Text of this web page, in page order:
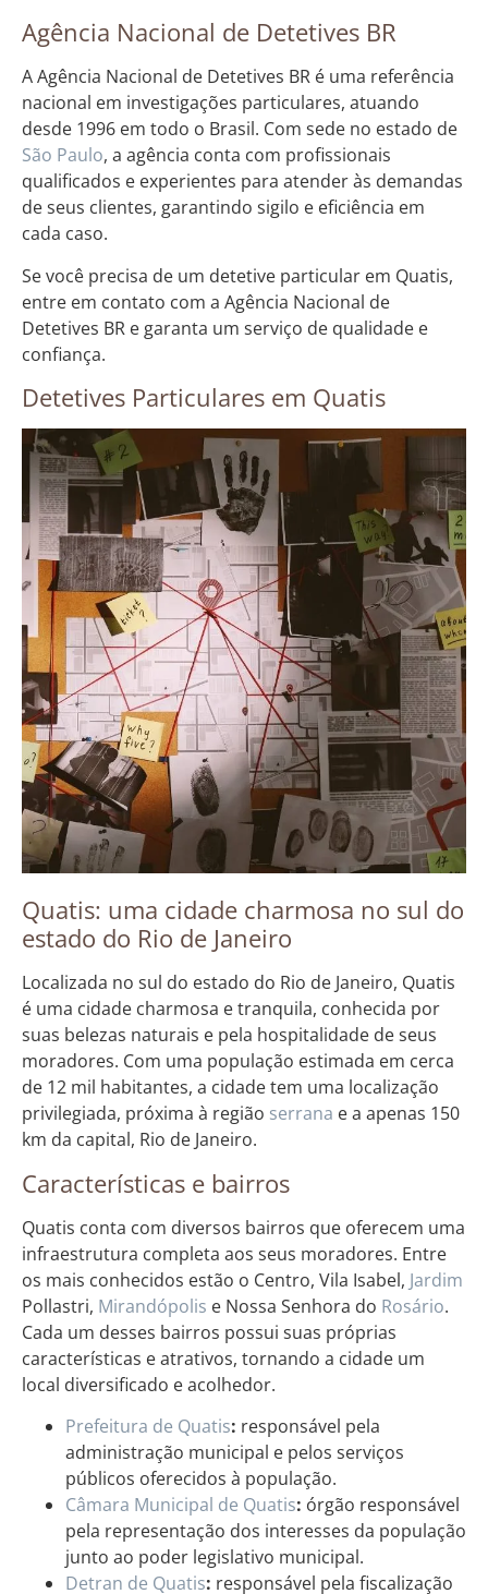
Agência Nacional de Detetives BR
A Agência Nacional de Detetives BR é uma referência
nacional em investigações particulares, atuando
desde 1996 em todo o Brasil. Com sede no estado de
São Paulo, a agência conta com profissionais
qualificados e experientes para atender às demandas
de seus clientes, garantindo sigilo e eficiência em
cada caso.
Se você precisa de um detetive particular em Quatis,
entre em contato com a Agência Nacional de
Detetives BR e garanta um serviço de qualidade e
confiança.
Detetives Particulares em Quatis
Quatis: uma cidade charmosa no sul do
estado do Rio de Janeiro
Localizada no sul do estado do Rio de Janeiro, Quatis
é uma cidade charmosa e tranquila, conhecida por
suas belezas naturais e pela hospitalidade de seus
moradores. Com uma população estimada em cerca
de 12 mil habitantes, a cidade tem uma localização
privilegiada, próxima à região serrana e a apenas 150
km da capital, Rio de Janeiro.
Características e bairros
Quatis conta com diversos bairros que oferecem uma
infraestrutura completa aos seus moradores. Entre
os mais conhecidos estão o Centro, Vila Isabel, Jardim
Pollastri, Mirandópolis e Nossa Senhora do Rosário.
Cada um desses bairros possui suas próprias
características e atrativos, tornando a cidade um
local diversificado e acolhedor.
Prefeitura de Quatis: responsável pela
administração municipal e pelos serviços
públicos oferecidos à população.
Câmara Municipal de Quatis: órgão responsável
pela representação dos interesses da população
junto ao poder legislativo municipal.
Detran de Quatis: responsável pela fiscalização